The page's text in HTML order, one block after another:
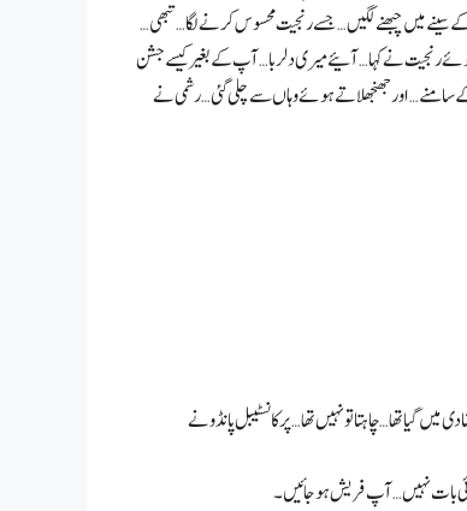
سینے میں چبھنے لگیں… جسے رنجیت محسوس کرنے لگا… تبھی…
رنجیت نے کہا… آئیے میری دلربا… آپ کے بغیر کیسے جشن
سامنے… اور جھنجھلاتے ہوئے وہاں سے چلی گئی… رشمی نے
تھا… چاہتا تو نہیں تھا… پر کانسٹیبل پانڈو نے
بات نہیں… آپ فریش ہو جائیں۔